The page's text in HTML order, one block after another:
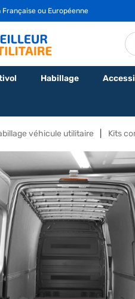
ou Européenne
Habillage
véhicule utilitaire Kits